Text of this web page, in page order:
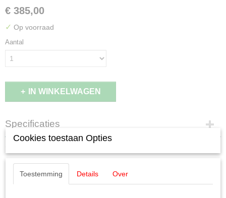
€ 385,00
✓ Op voorraad
Aantal
IN WINKELWAGEN
Specificaties
EAN code
4001883388007
Productcode leverancier
38800
Märklin 38800 Type 186 Elektrische
Cookies toestaan Opties
Toestemming Details Over